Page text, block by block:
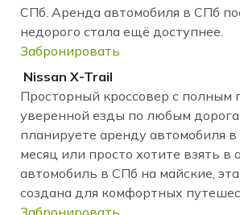
СПб. Аренда автомобиля в СПб
недорого стала ещё доступнее.
Забронировать
Nissan X-Trail
Просторный кроссовер с полным
уверенной езды по любым
планируете аренду автомобиля
месяц или просто хотите взять в
автомобиль в СПб на майские,
создана для комфортных
Забронировать